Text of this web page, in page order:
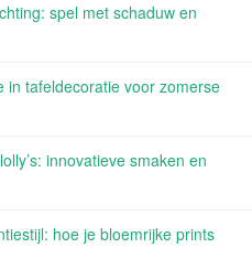
spel met schaduw en
in tafeldecoratie voor zomerse
innovatieve smaken en
hoe je bloemrijke prints